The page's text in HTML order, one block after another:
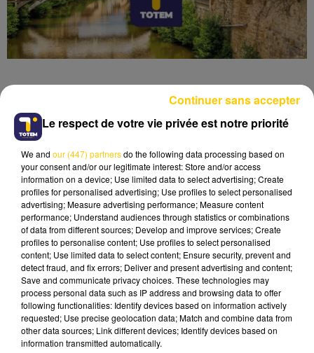
22 mai 2026 - 3 min 41 sec
L'INFO DU NORD DU LOT DU 22/05/26
À 19H00
Ecoutez sur Totem l'information à Tulle, Brive,
dans le Nord du Lot et le pays sarladais avec les
reportages de nos journalistes sur le terrain.
Le respect de votre vie privée est notre priorité
We and our (447) partnersdo the following data processing based on
your consent and/or our legitimate interest: Store and/or access
information on a device; Use limited data to select advertising; Create
profiles for personalised advertising; Use profiles to select personalised
advertising; Measure advertising performance; Measure content
performance; Understand audiences through statistics or combinations
of data from different sources; Develop and improve services; Create
profiles to personalise content; Use profiles to select personalised
content; Use limited data to select content; Ensure security, prevent and
detect fraud, and fix errors; Deliver and present advertising and content;
Save and communicate privacy choices. These technologies may
process personal data such as IP address and browsing data to offer
following functionalities: Identify devices based on information actively
requested; Use precise geolocation data; Match and combine data from
other data sources; Link different devices; Identify devices based on
information transmitted automatically.
Continuer sans accepter